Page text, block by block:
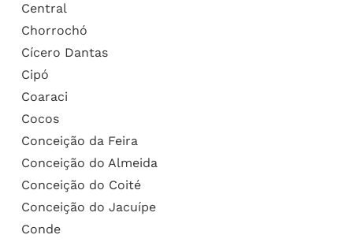
Central
Chorrochó
Cícero Dantas
Cipó
Coaraci
Cocos
Conceição da Feira
Conceição do Almeida
Conceição do Coité
Conceição do Jacuípe
Conde